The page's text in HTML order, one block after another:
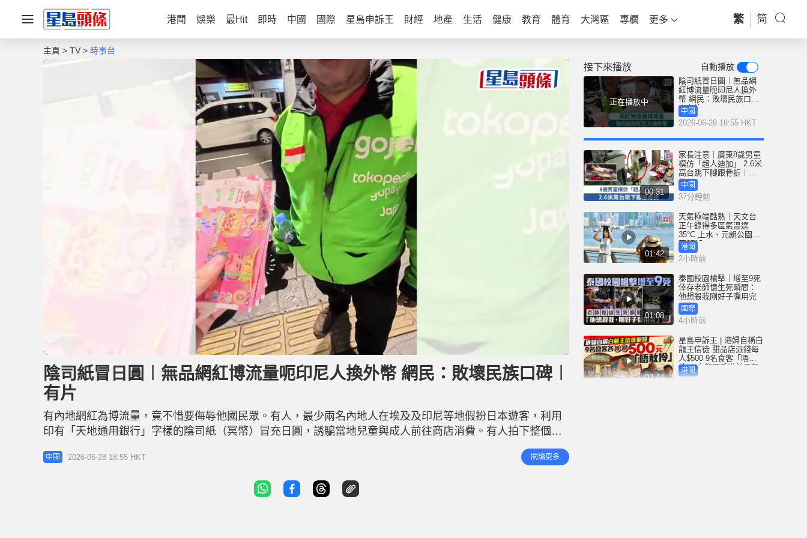
港聞 娛樂 最Hit 即時 中國 國際 星島申訴王 財經 地產 生活 健康 教育 體育 大灣區 專欄 更多 繁 简
主頁 TV 時事台
u
t
e
L
o
d
e
d
5
%
陰司紙冒日圓︱無品網紅博流量呃印尼人換外幣 網民：敗壞民族口碑︱
有片
有內地網紅為博流量，竟不惜要侮辱他國民眾。有人，最少兩名內地人在埃及及印尼等地假扮日本遊客，利用
印有「天地通用銀行」字樣的陰司紙（冥幣）冒充日圓，誘騙當地兒童與成人前往商店消費。有人拍下整個過
程，然後上傳至網上炫耀，隨即惹來大批網民猛烈抨擊。 中國網紅「梁滿」亦於本月四日在印尼街頭拍攝同類
惡作劇短片。影片顯示，他先找了一名電單車司機，聘請對方作一天的導遊，聲言會給方金錢作報酬。到了最
中國 2026-06-28 18:55 HKT 閱讀更多
接下來播放 自動播放
正在播放中
陰司紙冒日圓︱無品網
紅博流量呃印尼人換外
幣 網民：敗壞民族口碑
︱有片
中國
2026-06-28 18:55 HKT
00:31
家長注意｜廣東8歲男童
模仿「超人迪加」 2.6米
高台跳下腳跟骨折｜有
片中國
37分鐘前
01:42
天氣極端酷熱｜天文台
正午錄得多區氣溫達
35°C 上水、元朗公園升
至37°C
港聞
2小時前
01:08
泰國校園槍擊｜增至9死
倖存老師憶生死瞬間：
他想殺我剛好子彈用完
國際
4小時前
02:44
星島申訴王 | 港婦自稱白
龍王信徒 甜品店派錢每
人$500 9名食客「唔敢
拎」 白龍王香港弟子親
解謎團
港聞